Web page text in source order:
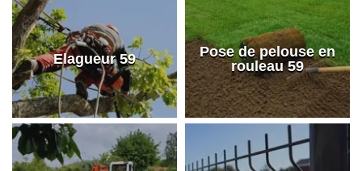
Elagueur 59
Pose de pelouse en
rouleau 59